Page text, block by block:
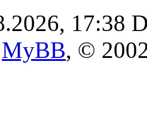
17:38
MyBB, ©